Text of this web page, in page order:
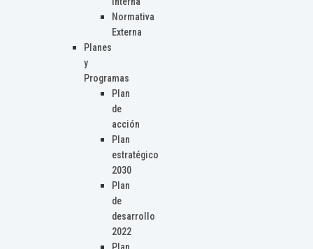
Normativa
Externa
Planes
y
Programas
Plan
de
acción
Plan
estratégico
2030
Plan
de
desarrollo
2022